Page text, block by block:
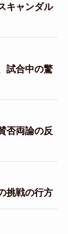
キャンダル
試合中の驚
否両論の反
挑戦の行方